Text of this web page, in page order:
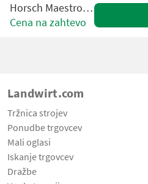
Horsch Maestro 6 TX
Cena na zahtevo
Landwirt.com
Tržnica strojev
Ponudbe trgovcev
Mali oglasi
Iskanje trgovcev
Dražbe